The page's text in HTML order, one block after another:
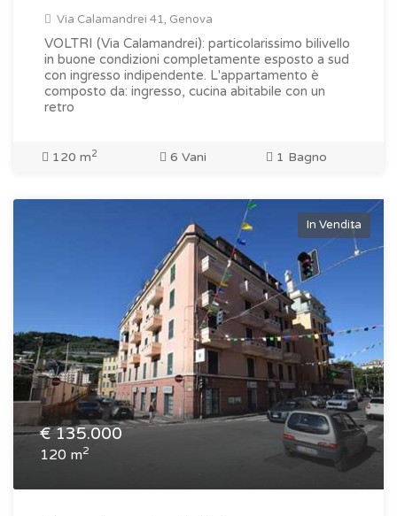
Via Calamandrei 41, Genova
VOLTRI (Via Calamandrei): particolarissimo bilivello
in buone condizioni completamente esposto a sud
con ingresso indipendente. L'appartamento è
composto da: ingresso, cucina abitabile con un
retro
120 m2 6 Vani 1 Bagno
In Vendita
€135.000
120 m2